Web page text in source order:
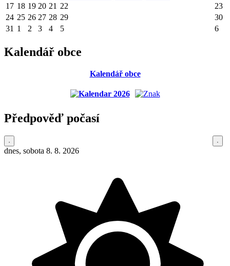
17 18 19 20 21 22
23
24 25 26 27 28 29
30
31 1 2 3 4 5 6
Kalendář obce
Kalendář obce
Předpověď počasí
dnes, sobota 8. 8. 2026